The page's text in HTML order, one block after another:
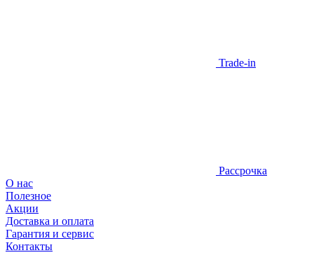
Trade-in
Рассрочка
О нас
Полезное
Акции
Доставка и оплата
Гарантия и сервис
Контакты